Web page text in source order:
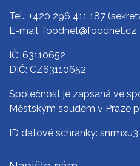
Tel.: +420 296 411 187
E-mail: foodnet@foodnet.cz
IČ: 63110652
DIČ: CZ63110652
Společnost je zapsaná ve
Městským soudem v Praze
ID datové schránky: snrmxu3